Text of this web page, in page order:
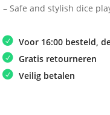
– Safe and stylish dice
Voor 16:00 besteld,
Gratis retourneren
Veilig betalen